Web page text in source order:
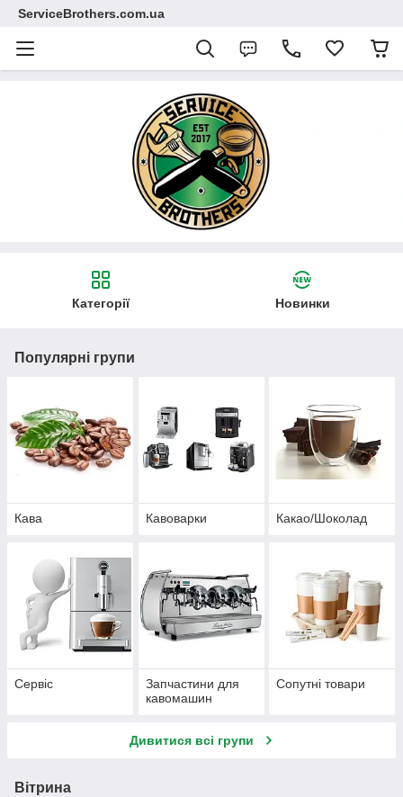
ServiceBrothers.com.ua
Категорії Новинки
Популярні групи
Кава Кавоварки Какао/Шоколад
Сервіс
Запчастини для
кавомашин
Сопутні товари
Дивитися всі групи
Вітрина